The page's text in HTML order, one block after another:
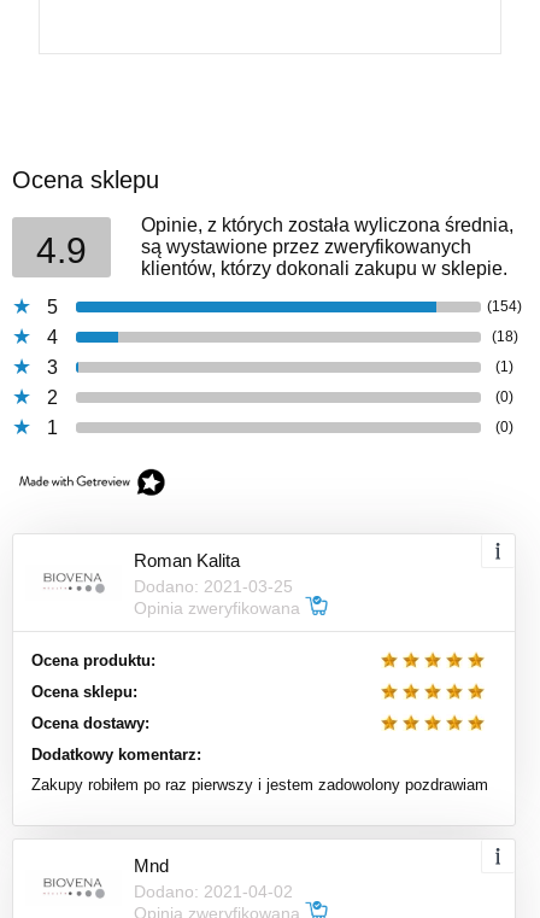
Ocena sklepu
4.9
Opinie, z których została wyliczona średnia,
są wystawione przez zweryfikowanych
klientów, którzy dokonali zakupu w sklepie.
5
(154)
4 (18)
3 (1)
2 (0)
1 (0)
Roman Kalita
Dodano: 2021-03-25
Opinia zweryfikowana
Ocena produktu:
Ocena sklepu:
Ocena dostawy:
Dodatkowy komentarz:
Zakupy robiłem po raz pierwszy i jestem zadowolony pozdrawiam
Mnd
Dodano: 2021-04-02
Opinia zweryfikowana